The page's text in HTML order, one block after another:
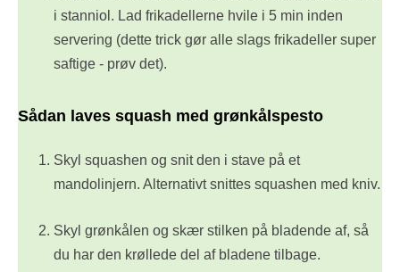
i stanniol. Lad frikadellerne hvile i 5 min inden
servering (dette trick gør alle slags frikadeller super
saftige - prøv det).
Sådan laves squash med grønkålspesto
Skyl squashen og snit den i stave på et
mandolinjern. Alternativt snittes squashen med kniv.
Skyl grønkålen og skær stilken på bladende af, så
du har den krøllede del af bladene tilbage.